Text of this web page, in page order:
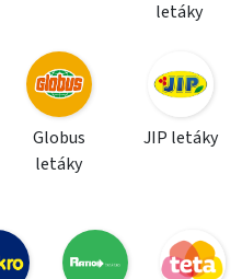
letáky
Globus
letáky
JIP letáky